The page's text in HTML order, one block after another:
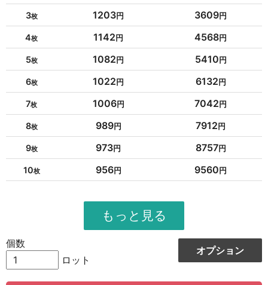
3 1203 3609
4 1142 4568
5 1082 5410
6 1022 6132
7 1006 7042
8 989 7912
9 973 8757
10 956 9560
951
12324
13216
15 942 14130
オプション
個数
ロット